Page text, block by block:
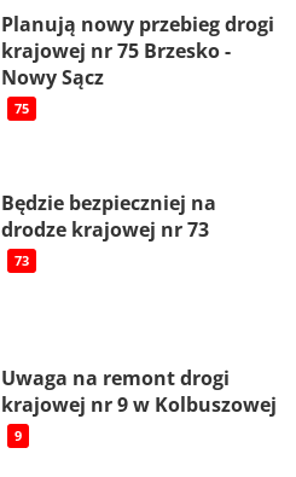
Planują nowy przebieg drogi
krajowej nr 75 Brzesko -
Nowy Sącz
75
Będzie bezpieczniej na
drodze krajowej nr 73
73
Uwaga na remont drogi
krajowej nr 9 w Kolbuszowej
9